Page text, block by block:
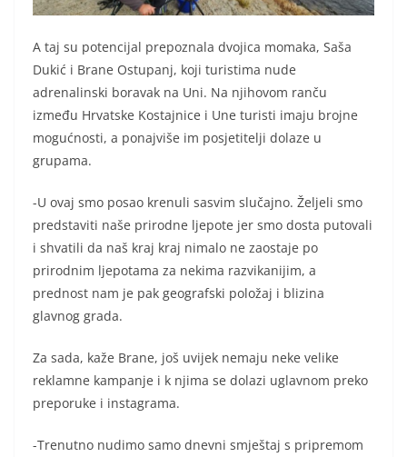
A taj su potencijal prepoznala dvojica momaka, Saša
Dukić i Brane Ostupanj, koji turistima nude
adrenalinski boravak na Uni. Na njihovom ranču
između Hrvatske Kostajnice i Une turisti imaju brojne
mogućnosti, a ponajviše im posjetitelji dolaze u
grupama.
-U ovaj smo posao krenuli sasvim slučajno. Željeli smo
predstaviti naše prirodne ljepote jer smo dosta putovali
i shvatili da naš kraj kraj nimalo ne zaostaje po
prirodnim ljepotama za nekima razvikanijim, a
prednost nam je pak geografski položaj i blizina
glavnog grada.
Za sada, kaže Brane, još uvijek nemaju neke velike
reklamne kampanje i k njima se dolazi uglavnom preko
preporuke i instagrama.
-Trenutno nudimo samo dnevni smještaj s pripremom